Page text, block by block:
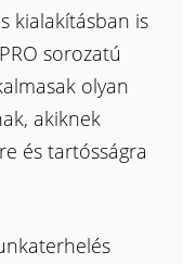
kialakításban is
sorozatú
olyan
akiknek
és tartósságra